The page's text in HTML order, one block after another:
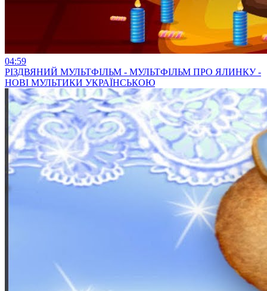
04:59
РІЗДВЯНИЙ МУЛЬТФІЛЬМ - МУЛЬТФІЛЬМ ПРО ЯЛИНКУ -
НОВІ МУЛЬТИКИ УКРАЇНСЬКОЮ